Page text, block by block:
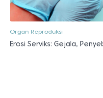
Organ Reproduksi
Erosi Serviks: Gejala,